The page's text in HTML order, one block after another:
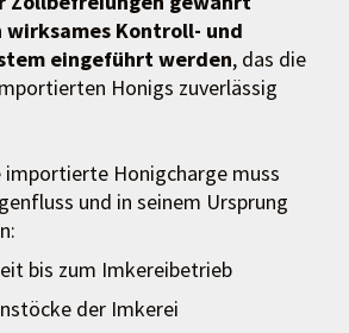
wirksames Kontroll- und
eingeführt werden, das die
Honigs zuverlässig
importierte Honigcharge muss
und in seinem Ursprung
bis zum Imkereibetrieb
der Imkerei